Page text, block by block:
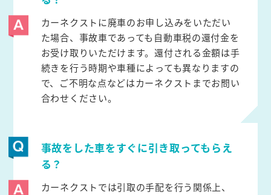
カーネクストに廃車のお申し込みをいただい
た場合、事故車であっても自動車税の還付金を
お受け取りいただけます。還付される金額は手
続きを行う時期や車種によっても異なりますの
で、ご不明な点などはカーネクストまでお問い
合わせください。
事故をした車をすぐに引き取ってもらえ
る？
カーネクストでは引取の手配を行う関係上、